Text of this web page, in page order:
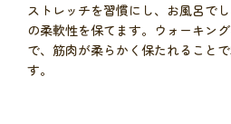
ストレッチを習慣にし、お風呂で
の柔軟性を保てます。ウォーキン
で、筋肉が柔らかく保たれること
す。